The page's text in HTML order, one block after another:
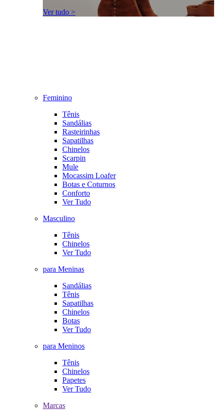
Ver tudo >
Feminino
Tênis
Sandálias
Rasteirinhas
Sapatilhas
Chinelos
Scarpin
Mule
Mocassim Loafer
Botas e Coturnos
Conforto
Ver Tudo
Masculino
Tênis
Chinelos
Ver Tudo
para Meninas
Sandálias
Tênis
Sapatilhas
Chinelos
Botas
Ver Tudo
para Meninos
Tênis
Chinelos
Papetes
Ver Tudo
Marcas